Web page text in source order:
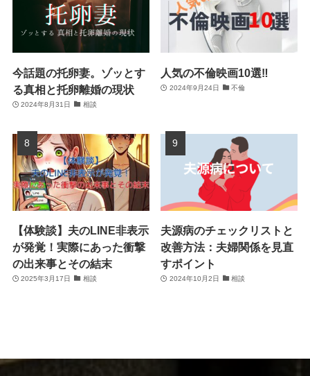
今話題の托卵妻。ゾッとす
る真相と托卵離婚の現状
2024年8月31日 相談
人気の不倫映画10選‼
2024年9月24日 不倫
【体験談】夫のLINE非表示
が発覚！実際にあった衝撃
の出来事とその結末
2025年3月17日 相談
夫源病のチェックリストと
改善方法：夫婦関係を見直
すポイント
2024年10月2日 相談